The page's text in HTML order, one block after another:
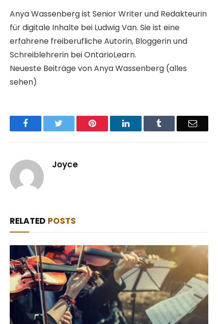
Anya Wassenberg ist Senior Writer und Redakteurin
für digitale Inhalte bei Ludwig Van. Sie ist eine
erfahrene freiberufliche Autorin, Bloggerin und
Schreiblehrerin bei OntarioLearn.
Neueste Beiträge von Anya Wassenberg (alles
sehen)
Facebook Pinterest LinkedIn Email
Joyce
RELATED POSTS